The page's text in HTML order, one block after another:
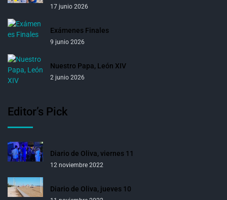
17 junio 2026
Exámenes Finales
9 junio 2026
Nuestro Papa, León XIV
2 junio 2026
Editor’s Pick
Diario de Oliva, viernes 11
12 noviembre 2022
Diario de Oliva, jueves 10